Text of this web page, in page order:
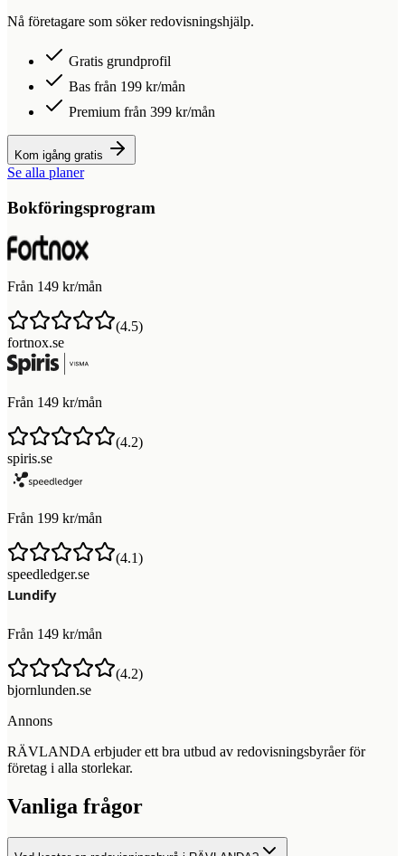
Nå företagare som söker redovisningshjälp.
Gratis grundprofil
Bas från 199 kr/mån
Premium från 399 kr/mån
Kom igång gratis
Se alla planer
Bokföringsprogram
Från 149 kr/mån
(4.5)
fortnox.se
Från 149 kr/mån
(4.2)
spiris.se
Från 199 kr/mån
(4.1)
speedledger.se
Från 149 kr/mån
(4.2)
bjornlunden.se
Annons
RÄVLANDA erbjuder ett bra utbud av redovisningsbyråer för
företag i alla storlekar.
Vanliga frågor